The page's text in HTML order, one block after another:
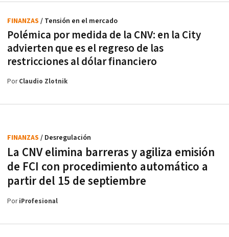
Polémica por medida de la CNV: en la City
advierten que es el regreso de las
restricciones al dólar financiero
FINANZAS / Tensión en el mercado
PorClaudio Zlotnik
La CNV elimina barreras y agiliza emisión
de FCI con procedimiento automático a
partir del 15 de septiembre
FINANZAS / Desregulación
PoriProfesional